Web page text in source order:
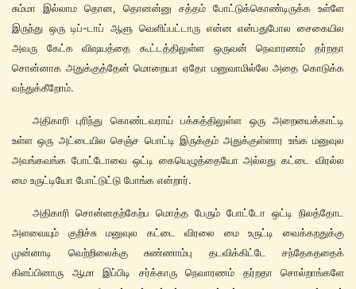
சும்மா இல்லாம தொன, தொனன்னு சத்தம் போட்டுக்கொண்டிருக்க உள்ளே
இருந்து ஒரு டிப்-டாப் ஆளு வெளிப்பட்டாரு என்ன என்பதுபோல சைகையில
அவரு கேட்க விஷயத்தை கூட்டத்திலுள்ள ஒருவன் நெவாரணம் தர்றதா
சொன்னாக அதுக்குத்தேன் மொறையா ஏதோ மனுவாமில்லே அதை கொடுக்க
வந்துக்கீறோம்.
அதிகாரி புரிந்து கொண்டவராய் பக்கத்திலுள்ள ஒரு அறையைக்காட்டி
உள்ள ஒரு அட்டையில செஞ்ச பொட்டி இருக்கும் அதுக்குள்ளார உங்க மனுவுல
அவங்கவங்க போட்டோவை ஒட்டி கையெழுத்தையோ அல்லது கட்டை விரல்ல
மை உருட்டியோ போட்டுட்டு போங்க என்றார்.
அதிகாரி சொன்னதற்கேற்ப மொத்த பேரும் போட்டோ ஒட்டி நிலத்தோட
அளவையும் குறிச்சு மனுவுல கட்டை விரலை மை உருட்டி வைக்கறதுக்கு
முன்னாடி வெற்றிலைக்கு சுண்ணாம்பு தடவிக்கிட்டே சந்தேகததைக்
கிளப்பினாரு ஆமா இப்பிடி சர்க்காரு நெவாரணம் தர்றதா சொல்றாங்களே